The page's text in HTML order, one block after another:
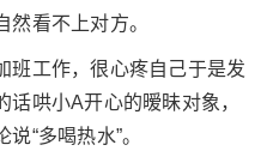
看不上对方。
班工作，很心疼自己于是发
哄小A开心的暧昧对象，
“多喝热水”。